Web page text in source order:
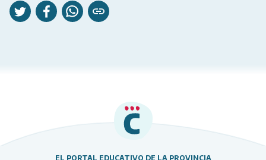
EL PORTAL EDUCATIVO DE LA PROVINCIA